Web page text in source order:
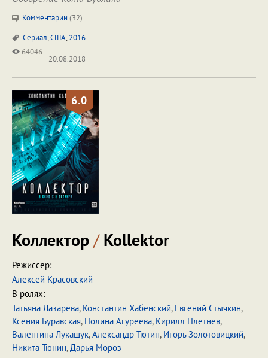
Комментарии (32)
Сериал,США,2016
64046
20.08.2018
6.0
Коллектор/Kollektor
Режиссер:
Алексей Красовский
В ролях:
Татьяна Лазарева, Константин Хабенский, Евгений Стычкин,
Ксения Буравская, Полина Агуреева, Кирилл Плетнев,
Валентина Лукащук,Александр Тютин, Игорь Золотовицкий,
Никита Тюнин,Дарья Мороз